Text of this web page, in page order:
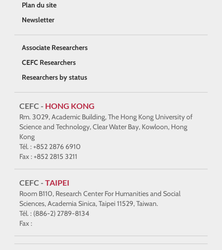
Plan du site
Newsletter
Associate Researchers
CEFC Researchers
Researchers by status
CEFC - HONG KONG
Rm. 3029, Academic Building, The Hong Kong University of
Science and Technology, Clear Water Bay, Kowloon, Hong
Kong
Tél. : +852 2876 6910
Fax : +852 2815 3211
CEFC - TAIPEI
Room B110, Research Center For Humanities and Social
Sciences, Academia Sinica, Taipei 11529, Taiwan.
Tél. : (886-2) 2789-8134
Fax :